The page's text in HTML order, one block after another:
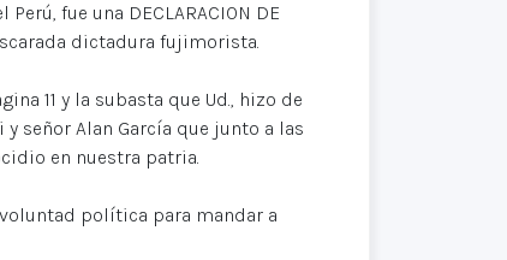
fue una DECLARACION DE
dictadura fujimorista.
11 y la subasta que Ud., hizo de
señor Alan García que junto a las
en nuestra patria.
política para mandar a